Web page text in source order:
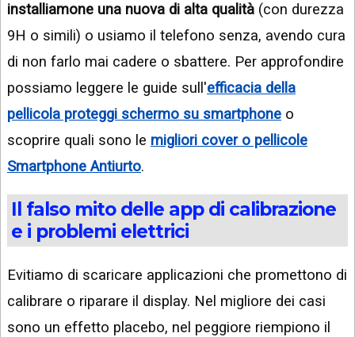
installiamone una nuova di alta qualità (con durezza
9H o simili) o usiamo il telefono senza, avendo cura
di non farlo mai cadere o sbattere. Per approfondire
possiamo leggere le guide sull'efficacia della
pellicola proteggi schermo su smartphone o
scoprire quali sono le migliori cover o pellicole
Smartphone Antiurto.
Il falso mito delle app di calibrazione
e i problemi elettrici
Evitiamo di scaricare applicazioni che promettono di
calibrare o riparare il display. Nel migliore dei casi
sono un effetto placebo, nel peggiore riempiono il